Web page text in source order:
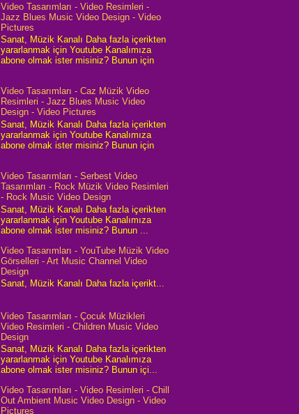
Video Tasarımları - Video Resimleri -
Jazz Blues Music Video Design - Video
Pictures
Sanat, Müzik Kanalı Daha fazla içerikten
yararlanmak için Youtube Kanalımıza
abone olmak ister misiniz? Bunun için
Video Tasarımları - Caz Müzik Video
Resimleri - Jazz Blues Music Video
Design - Video Pictures
Sanat, Müzik Kanalı Daha fazla içerikten
yararlanmak için Youtube Kanalımıza
abone olmak ister misiniz? Bunun için
Video Tasarımları - Serbest Video
Tasarımları - Rock Müzik Video Resimleri
- Rock Music Video Design
Sanat, Müzik Kanalı Daha fazla içerikten
yararlanmak için Youtube Kanalımıza
abone olmak ister misiniz? Bunun ...
Video Tasarımları - YouTube Müzik Video
Görselleri - Art Music Channel Video
Design
Sanat, Müzik Kanalı Daha fazla içerikt...
Video Tasarımları - Çocuk Müzikleri
Video Resimleri - Children Music Video
Design
Sanat, Müzik Kanalı Daha fazla içerikten
yararlanmak için Youtube Kanalımıza
abone olmak ister misiniz? Bunun içi...
Video Tasarımları - Video Resimleri - Chill
Out Ambient Music Video Design - Video
Pictures